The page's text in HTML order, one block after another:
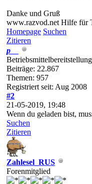
Danke und Gruß
www.razvod.net Hilfe für
Homepage Suchen
Zitieren
p__
Betriebsmittelbereitstellung
Beiträge: 22.867
Themen: 957
Registriert seit: Aug 2008
#2
21-05-2019, 19:48
Wenn du geladen bist,
Suchen
Zitieren
Zahlesel_RUS
Forenmitglied